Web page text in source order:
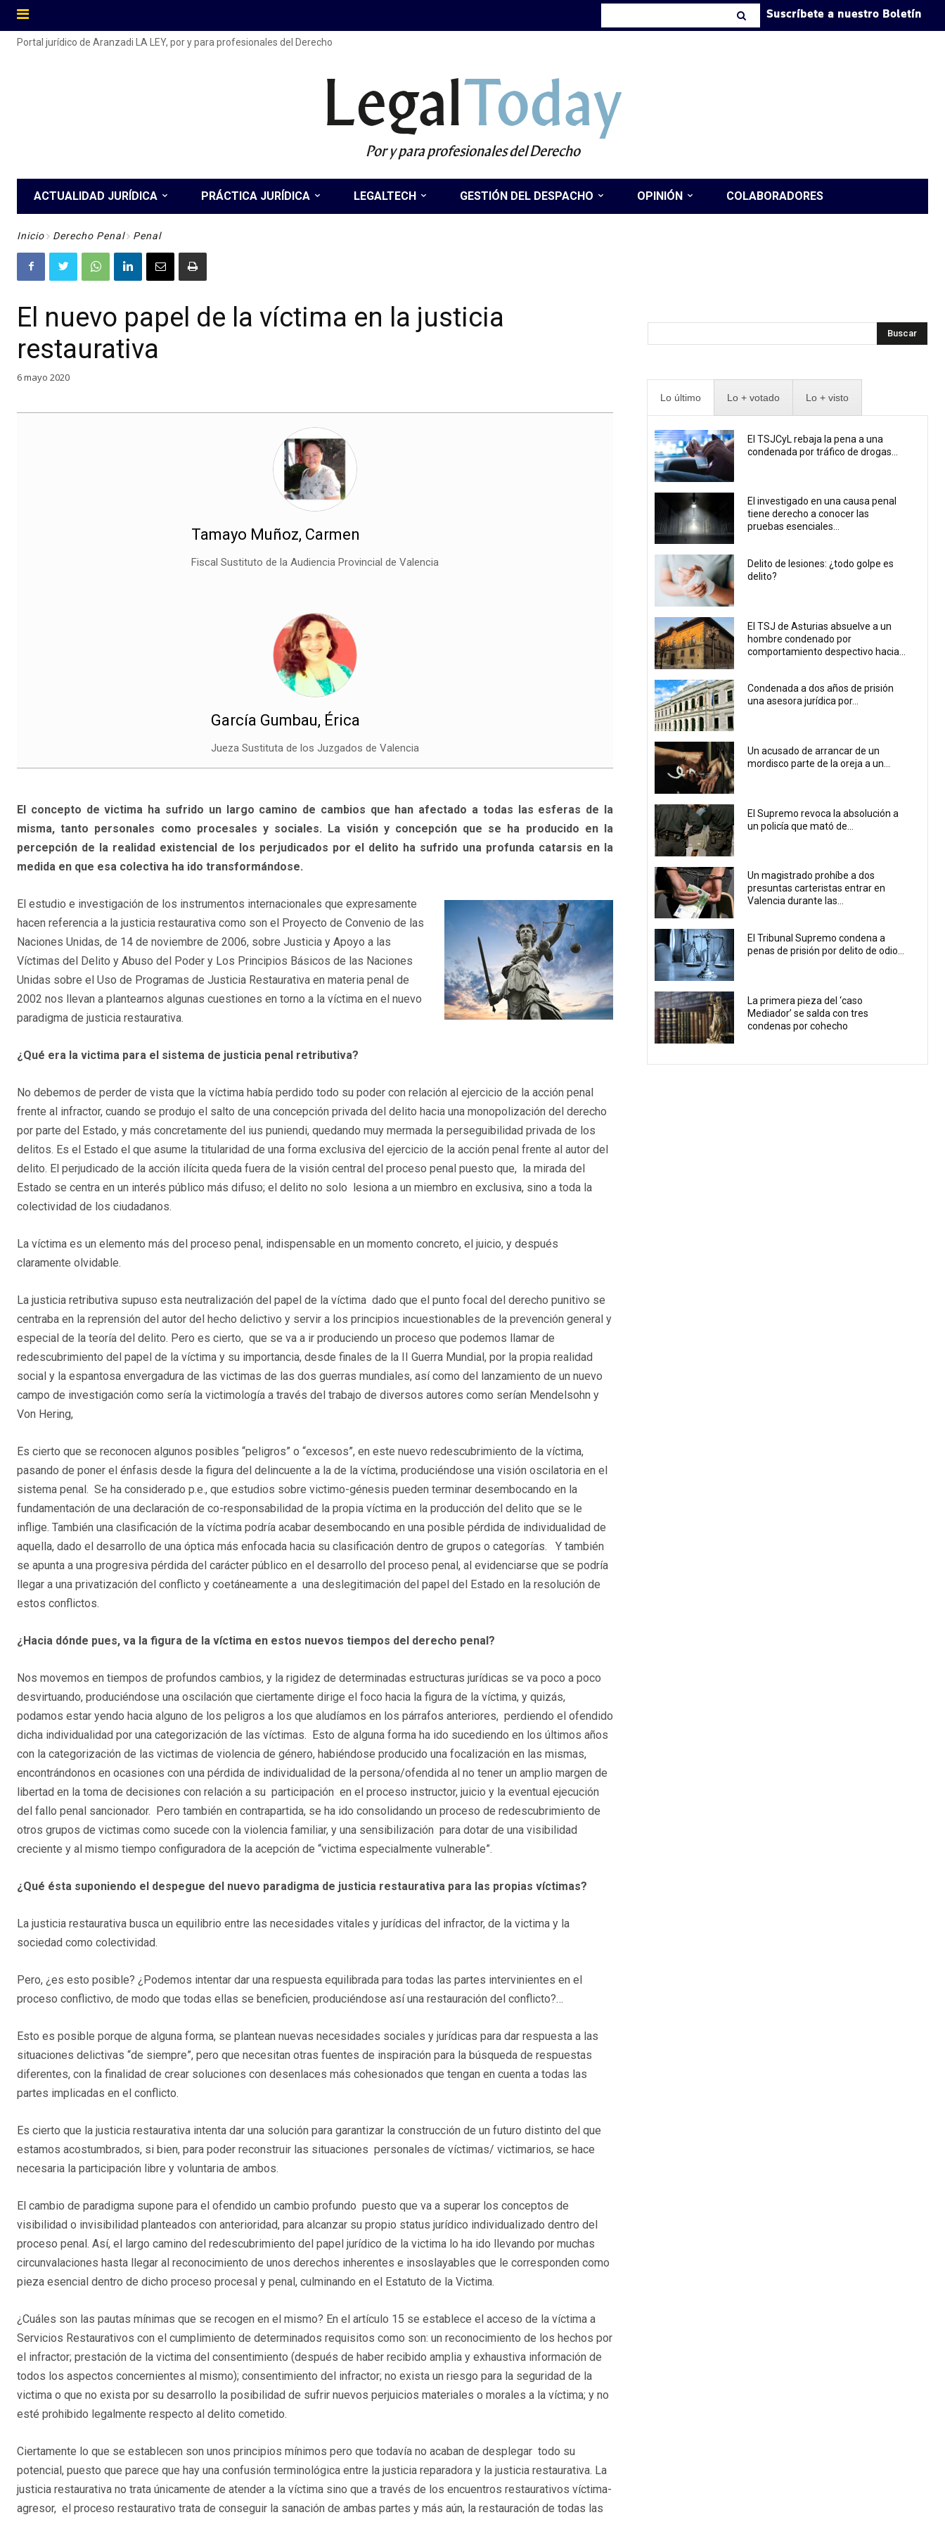
Suscríbete a nuestro Boletín
Portal jurídico de Aranzadi LA LEY, por y para profesionales del Derecho
LegalToday
Por y para profesionales del Derecho
ACTUALIDAD JURÍDICA PRÁCTICA JURÍDICA LEGALTECH GESTIÓN DEL DESPACHO OPINIÓN COLABORADORES
Inicio Derecho Penal Penal
El nuevo papel de la víctima en la justicia
restaurativa
6 mayo 2020
Tamayo Muñoz, Carmen
Fiscal Sustituto de la Audiencia Provincial de Valencia
García Gumbau, Érica
Jueza Sustituta de los Juzgados de Valencia
El concepto de victima ha sufrido un largo camino de cambios que han afectado a todas las esferas de la
misma, tanto personales como procesales y sociales. La visión y concepción que se ha producido en la
percepción de la realidad existencial de los perjudicados por el delito ha sufrido una profunda catarsis en la
medida en que esa colectiva ha ido transformándose.
El estudio e investigación de los instrumentos internacionales que expresamente
hacen referencia a la justicia restaurativa como son el Proyecto de Convenio de las
Naciones Unidas, de 14 de noviembre de 2006, sobre Justicia y Apoyo a las
Víctimas del Delito y Abuso del Poder y Los Principios Básicos de las Naciones
Unidas sobre el Uso de Programas de Justicia Restaurativa en materia penal de
2002 nos llevan a plantearnos algunas cuestiones en torno a la víctima en el nuevo
paradigma de justicia restaurativa.
¿Qué era la victima para el sistema de justicia penal retributiva?
No debemos de perder de vista que la víctima había perdido todo su poder con relación al ejercicio de la acción penal
frente al infractor, cuando se produjo el salto de una concepción privada del delito hacia una monopolización del derecho
por parte del Estado, y más concretamente del ius puniendi, quedando muy mermada la perseguibilidad privada de los
delitos. Es el Estado el que asume la titularidad de una forma exclusiva del ejercicio de la acción penal frente al autor del
delito. El perjudicado de la acción ilícita queda fuera de la visión central del proceso penal puesto que, la mirada del
Estado se centra en un interés público más difuso; el delito no solo lesiona a un miembro en exclusiva, sino a toda la
colectividad de los ciudadanos.
La víctima es un elemento más del proceso penal, indispensable en un momento concreto, el juicio, y después
claramente olvidable.
La justicia retributiva supuso esta neutralización del papel de la víctima dado que el punto focal del derecho punitivo se
centraba en la reprensión del autor del hecho delictivo y servir a los principios incuestionables de la prevención general y
especial de la teoría del delito. Pero es cierto, que se va a ir produciendo un proceso que podemos llamar de
redescubrimiento del papel de la víctima y su importancia, desde finales de la II Guerra Mundial, por la propia realidad
social y la espantosa envergadura de las victimas de las dos guerras mundiales, así como del lanzamiento de un nuevo
campo de investigación como sería la victimología a través del trabajo de diversos autores como serían Mendelsohn y
Von Hering,
Es cierto que se reconocen algunos posibles “peligros” o “excesos”, en este nuevo redescubrimiento de la víctima,
pasando de poner el énfasis desde la figura del delincuente a la de la víctima, produciéndose una visión oscilatoria en el
sistema penal. Se ha considerado p.e., que estudios sobre victimo-génesis pueden terminar desembocando en la
fundamentación de una declaración de co-responsabilidad de la propia víctima en la producción del delito que se le
inflige. También una clasificación de la víctima podría acabar desembocando en una posible pérdida de individualidad de
aquella, dado el desarrollo de una óptica más enfocada hacia su clasificación dentro de grupos o categorías. Y también
se apunta a una progresiva pérdida del carácter público en el desarrollo del proceso penal, al evidenciarse que se podría
llegar a una privatización del conflicto y coetáneamente a una deslegitimación del papel del Estado en la resolución de
estos conflictos.
¿Hacia dónde pues, va la figura de la víctima en estos nuevos tiempos del derecho penal?
Nos movemos en tiempos de profundos cambios, y la rigidez de determinadas estructuras jurídicas se va poco a poco
desvirtuando, produciéndose una oscilación que ciertamente dirige el foco hacia la figura de la víctima, y quizás,
podamos estar yendo hacia alguno de los peligros a los que aludíamos en los párrafos anteriores, perdiendo el ofendido
dicha individualidad por una categorización de las víctimas. Esto de alguna forma ha ido sucediendo en los últimos años
con la categorización de las victimas de violencia de género, habiéndose producido una focalización en las mismas,
encontrándonos en ocasiones con una pérdida de individualidad de la persona/ofendida al no tener un amplio margen de
libertad en la toma de decisiones con relación a su participación en el proceso instructor, juicio y la eventual ejecución
del fallo penal sancionador. Pero también en contrapartida, se ha ido consolidando un proceso de redescubrimiento de
otros grupos de victimas como sucede con la violencia familiar, y una sensibilización para dotar de una visibilidad
creciente y al mismo tiempo configuradora de la acepción de “victima especialmente vulnerable”.
¿Qué ésta suponiendo el despegue del nuevo paradigma de justicia restaurativa para las propias víctimas?
La justicia restaurativa busca un equilibrio entre las necesidades vitales y jurídicas del infractor, de la victima y la
sociedad como colectividad.
Pero, ¿es esto posible? ¿Podemos intentar dar una respuesta equilibrada para todas las partes intervinientes en el
proceso conflictivo, de modo que todas ellas se beneficien, produciéndose así una restauración del conflicto?…
Esto es posible porque de alguna forma, se plantean nuevas necesidades sociales y jurídicas para dar respuesta a las
situaciones delictivas “de siempre”, pero que necesitan otras fuentes de inspiración para la búsqueda de respuestas
diferentes, con la finalidad de crear soluciones con desenlaces más cohesionados que tengan en cuenta a todas las
partes implicadas en el conflicto.
Es cierto que la justicia restaurativa intenta dar una solución para garantizar la construcción de un futuro distinto del que
estamos acostumbrados, si bien, para poder reconstruir las situaciones personales de víctimas/ victimarios, se hace
necesaria la participación libre y voluntaria de ambos.
El cambio de paradigma supone para el ofendido un cambio profundo puesto que va a superar los conceptos de
visibilidad o invisibilidad planteados con anterioridad, para alcanzar su propio status jurídico individualizado dentro del
proceso penal. Así, el largo camino del redescubrimiento del papel jurídico de la victima lo ha ido llevando por muchas
circunvalaciones hasta llegar al reconocimiento de unos derechos inherentes e insoslayables que le corresponden como
pieza esencial dentro de dicho proceso procesal y penal, culminando en el Estatuto de la Victima.
¿Cuáles son las pautas mínimas que se recogen en el mismo? En el artículo 15 se establece el acceso de la víctima a
Servicios Restaurativos con el cumplimiento de determinados requisitos como son: un reconocimiento de los hechos por
el infractor; prestación de la victima del consentimiento (después de haber recibido amplia y exhaustiva información de
todos los aspectos concernientes al mismo); consentimiento del infractor; no exista un riesgo para la seguridad de la
victima o que no exista por su desarrollo la posibilidad de sufrir nuevos perjuicios materiales o morales a la víctima; y no
esté prohibido legalmente respecto al delito cometido.
Ciertamente lo que se establecen son unos principios mínimos pero que todavía no acaban de desplegar todo su
potencial, puesto que parece que hay una confusión terminológica entre la justicia reparadora y la justicia restaurativa. La
justicia restaurativa no trata únicamente de atender a la víctima sino que a través de los encuentros restaurativos víctima-
agresor, el proceso restaurativo trata de conseguir la sanación de ambas partes y más aún, la restauración de todas las
Buscar
Lo último Lo + votado Lo + visto
El TSJCyL rebaja la pena a una
condenada por tráfico de drogas...
El investigado en una causa penal
tiene derecho a conocer las
pruebas esenciales...
Delito de lesiones: ¿todo golpe es
delito?
El TSJ de Asturias absuelve a un
hombre condenado por
comportamiento despectivo hacia...
Condenada a dos años de prisión
una asesora jurídica por...
Un acusado de arrancar de un
mordisco parte de la oreja a un...
El Supremo revoca la absolución a
un policía que mató de...
Un magistrado prohíbe a dos
presuntas carteristas entrar en
Valencia durante las...
El Tribunal Supremo condena a
penas de prisión por delito de odio...
La primera pieza del ‘caso
Mediador’ se salda con tres
condenas por cohecho